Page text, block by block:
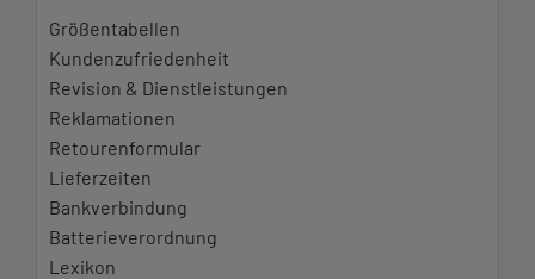
Größentabellen
Kundenzufriedenheit
Revision & Dienstleistungen
Reklamationen
Retourenformular
Lieferzeiten
Bankverbindung
Batterieverordnung
Lexikon